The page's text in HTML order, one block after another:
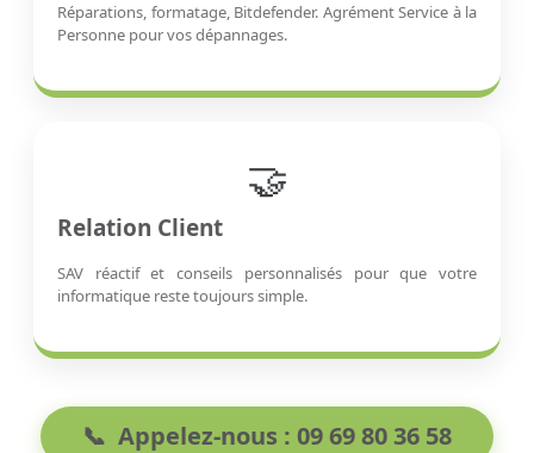
Réparations, formatage, Bitdefender. Agrément Service à la
Personne pour vos dépannages.
🤝
Relation Client
SAV réactif et conseils personnalisés pour que votre
informatique reste toujours simple.
📞 Appelez-nous : 09 69 80 36 58